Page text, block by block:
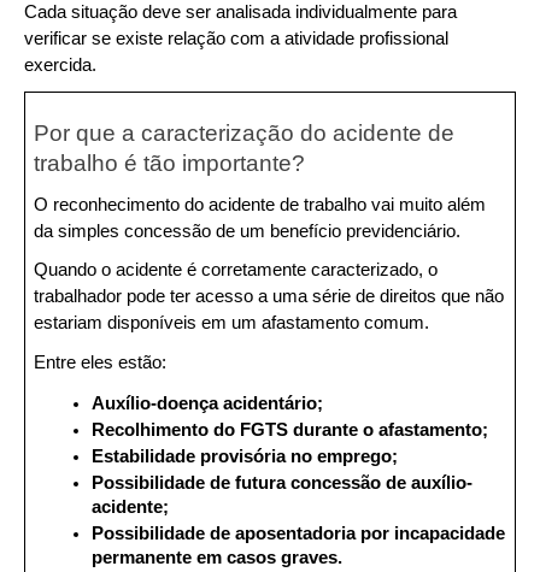
Cada situação deve ser analisada individualmente para
verificar se existe relação com a atividade profissional
exercida.
Por que a caracterização do acidente de
trabalho é tão importante?
O reconhecimento do acidente de trabalho vai muito além
da simples concessão de um benefício previdenciário.
Quando o acidente é corretamente caracterizado, o
trabalhador pode ter acesso a uma série de direitos que não
estariam disponíveis em um afastamento comum.
Entre eles estão:
Auxílio-doença acidentário;
Recolhimento do FGTS durante o afastamento;
Estabilidade provisória no emprego;
Possibilidade de futura concessão de auxílio-
acidente;
Possibilidade de aposentadoria por incapacidade
permanente em casos graves.